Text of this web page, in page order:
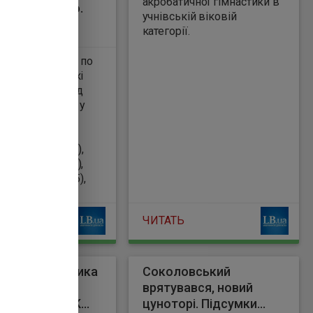
учнівській віковій
категорії.
ЧИТАТЬ
репутацію.
беруть участь по
ниць, які
два кола. Склад
Зокрема, у
(Китай, 2559),
(Китай, 2546),
(Індія, 2535),
(Індія, 2500).
на бою Усика
та USYK
Соколовський
врятувався, новий
цуноторі. Підсумки